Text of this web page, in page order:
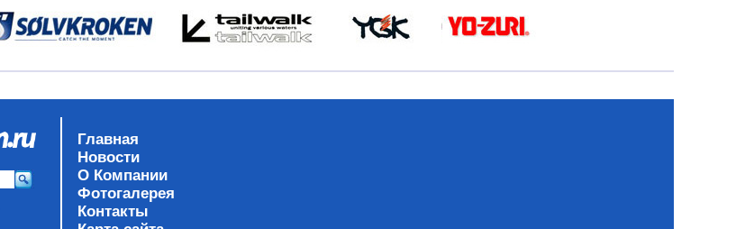
Главная
Новости
О Компании
Фотогалерея
Контакты